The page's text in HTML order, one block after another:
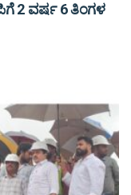
2 ವರ್ಷ 6 ತಿಂಗಳ